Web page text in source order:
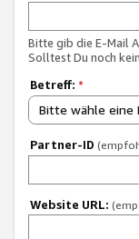
Bitte gib die E-Mail
Solltest Du noch
Betreff: *
Bitte wähle eine
Partner-ID
Website URL: